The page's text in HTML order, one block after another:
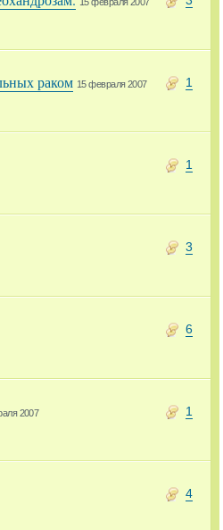
1
раком 15 февраля 2007
1
3
6
1
2007
4